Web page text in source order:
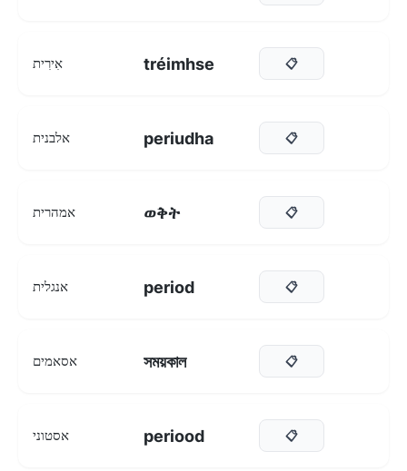
אִירִית tréimhse 📋
אלבנית periudha 📋
אמהרית ወቅት 📋
אנגלית period 📋
אסאמים সময়কাল 📋
אסטוני periood 📋